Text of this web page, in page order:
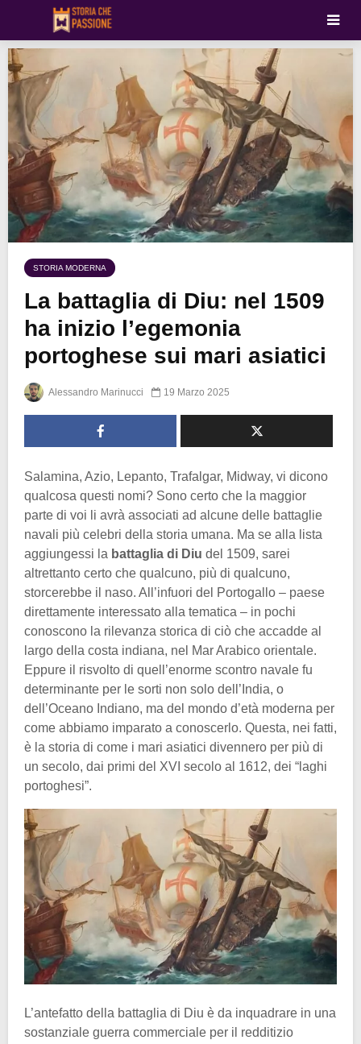
STORIA MODERNA
La battaglia di Diu: nel 1509
ha inizio l’egemonia
portoghese sui mari asiatici
Alessandro Marinucci 19 Marzo 2025
Salamina, Azio, Lepanto, Trafalgar, Midway, vi dicono
qualcosa questi nomi? Sono certo che la maggior
parte di voi li avrà associati ad alcune delle battaglie
navali più celebri della storia umana. Ma se alla lista
aggiungessi la battaglia di Diu del 1509, sarei
altrettanto certo che qualcuno, più di qualcuno,
storcerebbe il naso. All’infuori del Portogallo – paese
direttamente interessato alla tematica – in pochi
conoscono la rilevanza storica di ciò che accadde al
largo della costa indiana, nel Mar Arabico orientale.
Eppure il risvolto di quell’enorme scontro navale fu
determinante per le sorti non solo dell’India, o
dell’Oceano Indiano, ma del mondo d’età moderna per
come abbiamo imparato a conoscerlo. Questa, nei fatti,
è la storia di come i mari asiatici divennero per più di
un secolo, dai primi del XVI secolo al 1612, dei “laghi
portoghesi”.
L’antefatto della battaglia di Diu è da inquadrare in una
sostanziale guerra commerciale per il redditizio